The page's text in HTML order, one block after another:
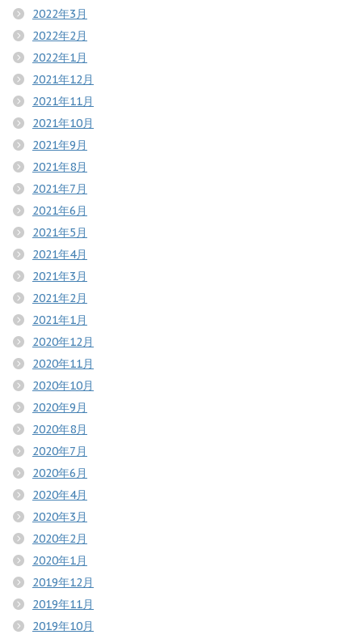
2022年3月
2022年2月
2022年1月
2021年12月
2021年11月
2021年10月
2021年9月
2021年8月
2021年7月
2021年6月
2021年5月
2021年4月
2021年3月
2021年2月
2021年1月
2020年12月
2020年11月
2020年10月
2020年9月
2020年8月
2020年7月
2020年6月
2020年4月
2020年3月
2020年2月
2020年1月
2019年12月
2019年11月
2019年10月